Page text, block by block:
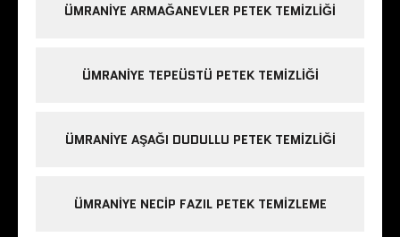
ÜMRANIYE ARMAĞANEVLER PETEK TEMIZLIĞI
ÜMRANIYE TEPEÜSTÜ PETEK TEMIZLIĞI
ÜMRANIYE AŞAĞI DUDULLU PETEK TEMIZLIĞI
ÜMRANIYE NECIP FAZIL PETEK TEMIZLEME